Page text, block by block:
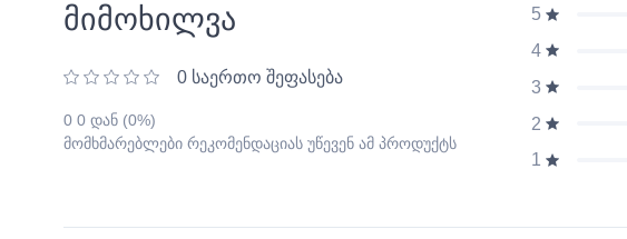
მიმოხილვა
0 საერთო შეფასება
0 0 დან (0%)
მომხმარებლები რეკომენდაციას უწევენ ამ პროდუქტს
5
4
3
2
1